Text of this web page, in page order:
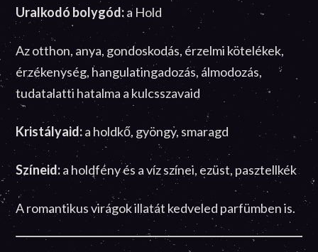
Uralkodó bolygód:a Hold
Az otthon, anya, gondoskodás, érzelmi kötelékek,
érzékenység, hangulatingadozás, álmodozás,
tudatalatti hatalma a kulcsszavaid
Kristályaid:a holdkő, gyöngy, smaragd
Színeid:a holdfény és a víz színei, ezüst, pasztellkék
A romantikus virágok illatát kedveled parfümben is.